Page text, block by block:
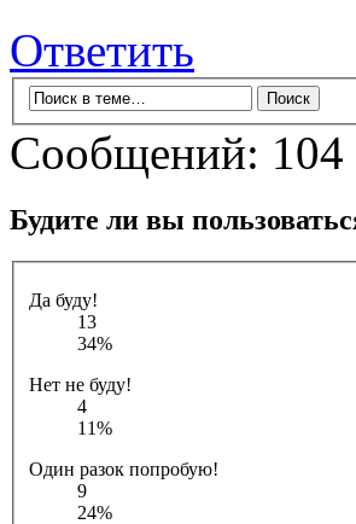
Ответить
Сообщений: 104
Будите ли вы
Да буду!
13
34%
Нет не буду!
4
11%
Один разок попробую!
9
24%